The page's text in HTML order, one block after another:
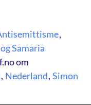
,
Samaria
om
, Nederland, Simon